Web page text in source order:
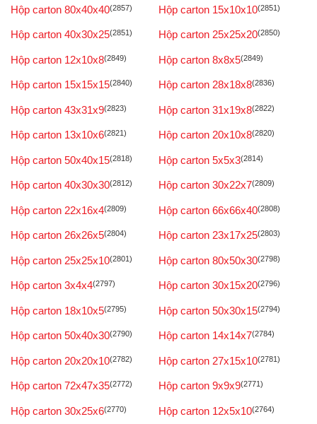
Hộp carton 80x40x40(2857) Hộp carton 15x10x10(2851)
Hộp carton 40x30x25(2851) Hộp carton 25x25x20(2850)
Hộp carton 12x10x8(2849) Hộp carton 8x8x5(2849)
Hộp carton 15x15x15(2840) Hộp carton 28x18x8(2836)
Hộp carton 43x31x9(2823) Hộp carton 31x19x8(2822)
Hộp carton 13x10x6(2821) Hộp carton 20x10x8(2820)
Hộp carton 50x40x15(2818) Hộp carton 5x5x3(2814)
Hộp carton 40x30x30(2812) Hộp carton 30x22x7(2809)
Hộp carton 22x16x4(2809) Hộp carton 66x66x40(2808)
Hộp carton 26x26x5(2804) Hộp carton 23x17x25(2803)
Hộp carton 25x25x10(2801) Hộp carton 80x50x30(2798)
Hộp carton 3x4x4(2797) Hộp carton 30x15x20(2796)
Hộp carton 18x10x5(2795) Hộp carton 50x30x15(2794)
Hộp carton 50x40x30(2790) Hộp carton 14x14x7(2784)
Hộp carton 20x20x10(2782) Hộp carton 27x15x10(2781)
Hộp carton 72x47x35(2772) Hộp carton 9x9x9(2771)
Hộp carton 30x25x6(2770) Hộp carton 12x5x10(2764)